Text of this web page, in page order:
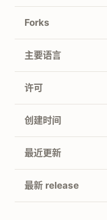
Forks
主要语言
许可
创建时间
最近更新
最新 release